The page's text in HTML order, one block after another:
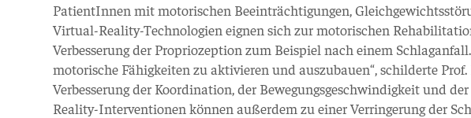
PatientInnen mit motorischen Beeinträchtigungen,
Virtual-Reality-Technologien eignen sich zur motorischen
Verbesserung der Propriozeption zum Beispiel nach einem
motorische Fähigkeiten zu aktivieren und auszubauen“, schilderte
Verbesserung der Koordination, der Bewegungsgeschwindigkeit und
Reality-Interventionen können außerdem zu einer Verringerung der